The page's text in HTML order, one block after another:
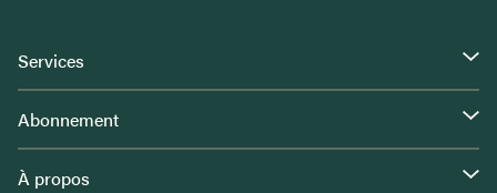
Services
Abonnement
À propos